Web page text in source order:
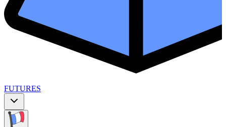
FUTURES